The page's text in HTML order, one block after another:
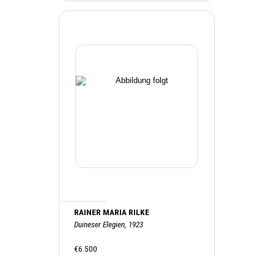
RAINER MARIA RILKE
Duineser Elegien, 1923
€6.500